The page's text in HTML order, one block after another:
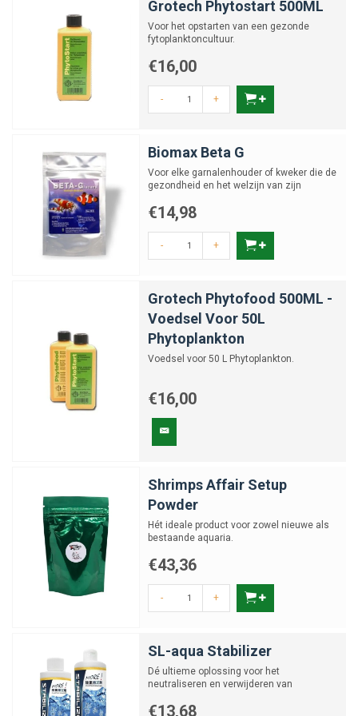
Grotech Phytostart 500ML
Voor het opstarten van een gezonde
fytoplanktoncultuur.
€16,00
- +
Biomax Beta G
Voor elke garnalenhouder of kweker die de
gezondheid en het welzijn van zijn
€14,98
- +
Grotech Phytofood 500ML -
Voedsel Voor 50L
Phytoplankton
Voedsel voor 50 L Phytoplankton.
€16,00
Shrimps Affair Setup
Powder
Hét ideale product voor zowel nieuwe als
bestaande aquaria.
€43,36
- +
SL-aqua Stabilizer
Dé ultieme oplossing voor het
neutraliseren en verwijderen van
€13,68